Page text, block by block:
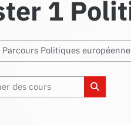
1
des cours